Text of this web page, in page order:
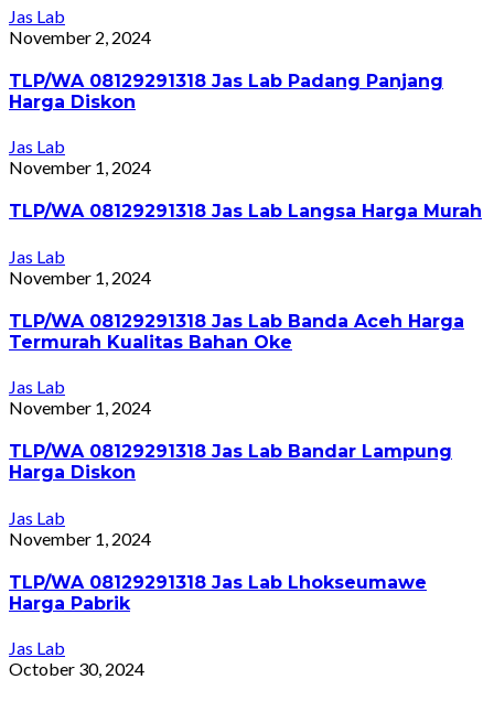
Jas Lab
November 2, 2024
TLP/WA 08129291318 Jas Lab Padang Panjang
Harga Diskon
Jas Lab
November 1, 2024
TLP/WA 08129291318 Jas Lab Langsa Harga Murah
Jas Lab
November 1, 2024
TLP/WA 08129291318 Jas Lab Banda Aceh Harga
Termurah Kualitas Bahan Oke
Jas Lab
November 1, 2024
TLP/WA 08129291318 Jas Lab Bandar Lampung
Harga Diskon
Jas Lab
November 1, 2024
TLP/WA 08129291318 Jas Lab Lhokseumawe
Harga Pabrik
Jas Lab
October 30, 2024